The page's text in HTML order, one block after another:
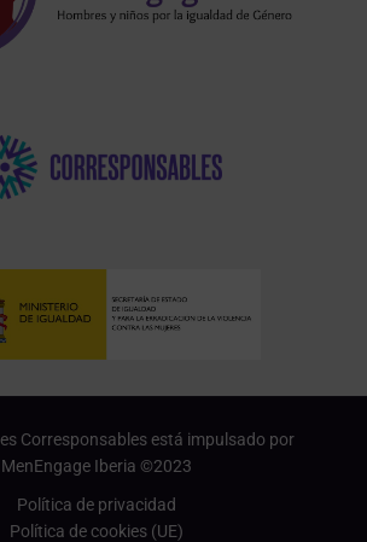
Corresponsables está impulsado por
MenEngage Iberia ©2023
Política de privacidad
Política de cookies (UE)